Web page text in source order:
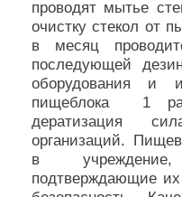
проводят мытье
очистку стекол от
в месяц
последующей
оборудования и
пищеблока 1
дератизация
организаций.
в
подтверждающие